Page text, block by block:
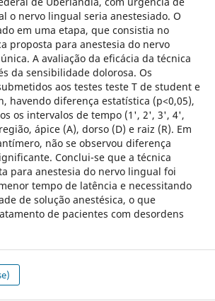
o nervo lingual seria anestesiado. O
em uma etapa, que consistia no
proposta para anestesia do nervo
A avaliação da eficácia da técnica
da sensibilidade dolorosa. Os
aos testes teste T de student e
havendo diferença estatística (p<0,05),
os intervalos de tempo (1', 2', 3', 4',
ápice (A), dorso (D) e raiz (R). Em
não se observou diferença
Conclui-se que a técnica
para anestesia do nervo lingual foi
tempo de latência e necessitando
de solução anestésica, o que
de pacientes com desordens